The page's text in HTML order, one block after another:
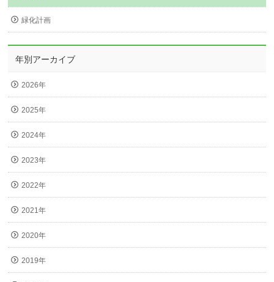
緑化計画
年別アーカイブ
2026年
2025年
2024年
2023年
2022年
2021年
2020年
2019年